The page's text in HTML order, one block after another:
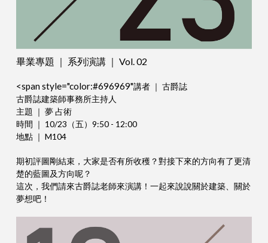
畢業專題 ｜ 系列演講 ｜ Vol. 02
<span style="color:#696969"講者 ｜ 古爵誌
古爵誌建築師事務所主持人
主題 ｜ 夢 占術
時間 ｜ 10/23（五）9:50 - 12:00
地點 ｜ M104
期初評圖剛結束，大家是否有所收穫？對接下來的方向有了更清
楚的藍圖及方向呢？
這次，我們請來古爵誌老師來演講！一起來說說關於建築、關於
夢想吧！